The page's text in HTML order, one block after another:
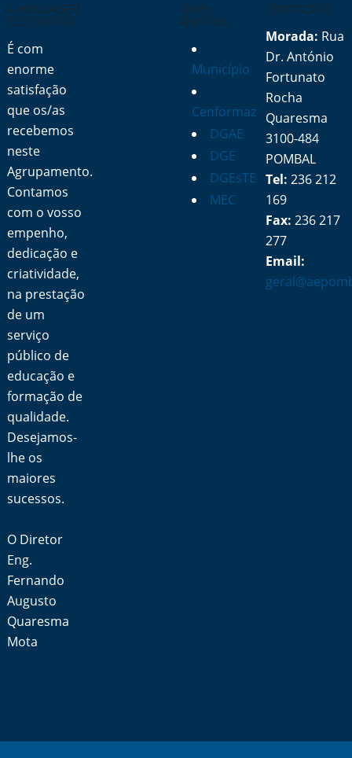
A MENSAGEM
DO DIRETOR
É com
enorme
satisfação
que os/as
recebemos
neste
Agrupamento.
Contamos
com o vosso
empenho,
dedicação e
criatividade,
na prestação
de um
serviço
público de
educação e
formação de
qualidade.
Desejamos-
lhe os
maiores
sucessos.
O Diretor
Eng.
Fernando
Augusto
Quaresma
Mota
LINKS
RÁPIDOS
Município
Cenformaz
DGAE
DGE
DGEsTE
MEC
CONTACTOS
Morada: Rua
Dr. António
Fortunato
Rocha
Quaresma
3100-484
POMBAL
Tel: 236 212
169
Fax: 236 217
277
Email: